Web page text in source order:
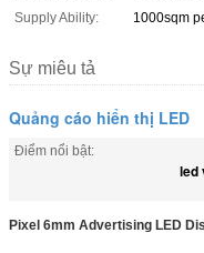
Supply Ability:
1000sqm
Sự miêu tả
Quảng cáo hiển thị LED
Điểm nổi bật:
led
Pixel 6mm Advertising LED